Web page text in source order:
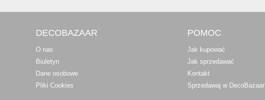
DECOBAZAAR
O nas
Biuletyn
Dane osobowe
Pliki Cookies
POMOC
Jak kupować
Jak sprzedawać
Kontakt
Sprzedawaj w DecoBazaar